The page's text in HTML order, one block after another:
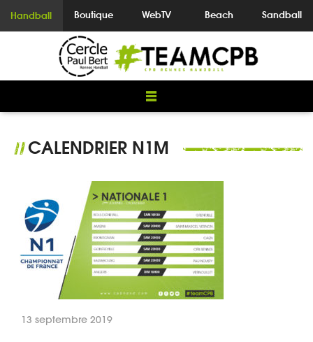
Handball Boutique WebTV Beach Sandball
//CALENDRIER N1M
13 septembre 2019